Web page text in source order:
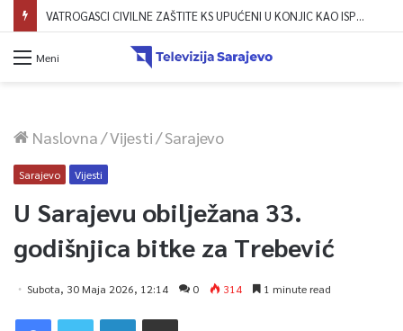
VATROGASCI CIVILNE ZAŠTITE KS UPUĆENI U KONJIC KAO ISPOMOĆ U GAŠENJU POŽARA
Meni
Naslovna/Vijesti/Sarajevo
Sarajevo Vijesti
U Sarajevu obilježana 33.
godišnjica bitke za Trebević
Subota, 30 Maja 2026, 12:14 0 314 1 minute read